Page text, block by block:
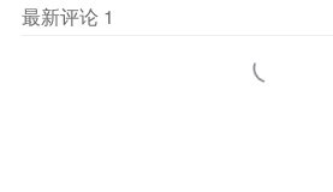
最新评论 1
